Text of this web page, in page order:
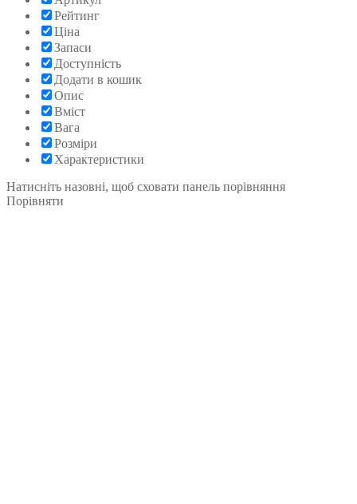
Рейтинг
Ціна
Запаси
Доступність
Додати в кошик
Опис
Вміст
Вага
Розміри
Характеристики
Натисніть назовні, щоб сховати панель порівняння
Порівняти